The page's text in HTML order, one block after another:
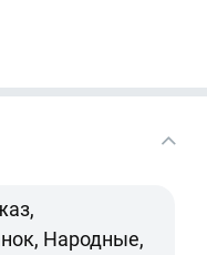
Народные,